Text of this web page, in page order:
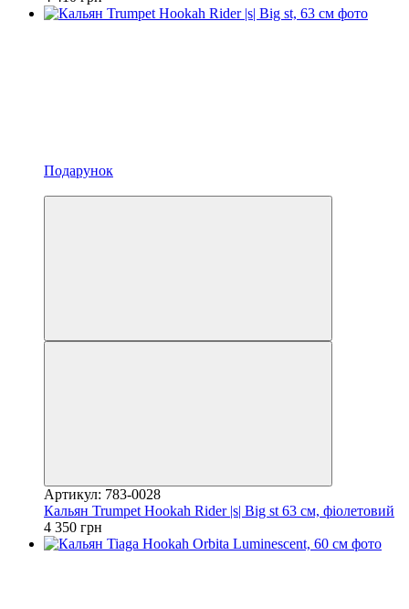
Подарунок
Артикул: 783-0028
Кальян Trumpet Hookah Rider |s| Big st 63 см, фіолетовий
4 350 грн